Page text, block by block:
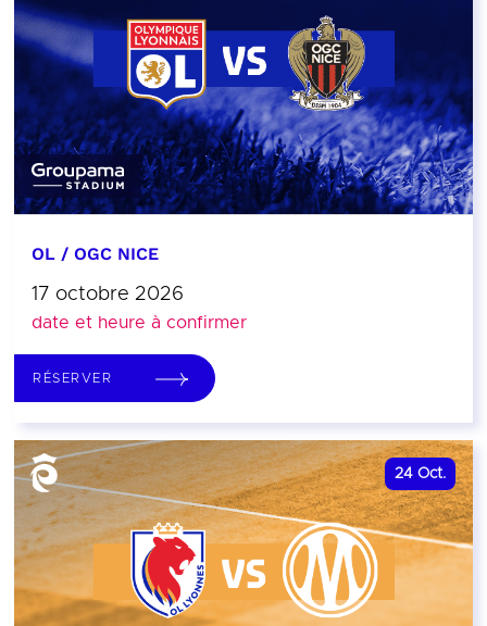
OL / OGC NICE
17 octobre 2026
date et heure à confirmer
RÉSERVER
24 Oct.